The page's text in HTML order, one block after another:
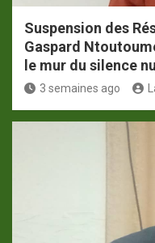
Suspension des
Gaspard
le mur du silence
3 semaines ago